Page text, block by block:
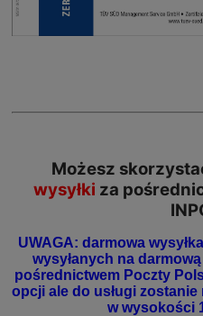
Możesz
wysyłki za
UWAGA: darmowa
wysyłanych na
pośrednictwem Poczty
opcji ale do usługi
w wysokości